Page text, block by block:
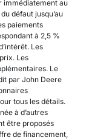
immédiatement au
défaut jusqu’au
paiements
à 2,5 %
Les
Les
Le
par John Deere
tous les détails.
à d’autres
être proposés
de financement,